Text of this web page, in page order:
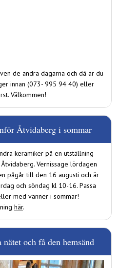
de andra dagarna och då är du
innan (073- 995 94 40) eller
Välkommen!
Åtvidaberg i sommar
keramiker på en utställning
Vernissage lördagen
pågår till den 16 augusti och är
och söndag kl 10-16. Passa
med vänner i sommar!
här.
och få den hemsänd